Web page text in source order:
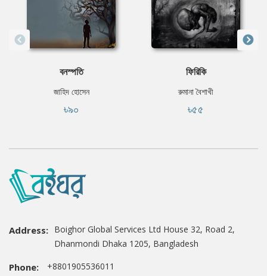
বনস্পতি
জাহিদ হোসেন
৳৯০
ফিরিকি
রুমানা বৈশাখী
৳৫৫
Address: Boighor Global Services Ltd House 32, Road 2,
Dhanmondi Dhaka 1205, Bangladesh
Phone: +8801905536011